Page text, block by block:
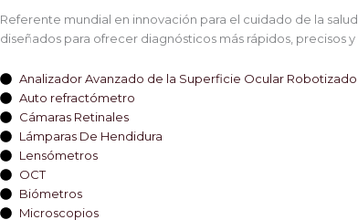
Referente mundial en innovación para el cuidado de la
diseñados para ofrecer diagnósticos más rápidos, precisos
Analizador Avanzado de la Superficie Ocular Robotizado
Auto refractómetro
Cámaras Retinales
Lámparas De Hendidura
Lensómetros
OCT
Biómetros
Microscopios